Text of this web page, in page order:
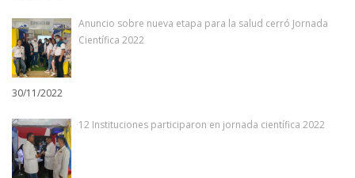
Anuncio sobre nueva etapa para la salud cerró Jornada
Científica 2022
30/11/2022
12 Instituciones participaron en jornada científica 2022